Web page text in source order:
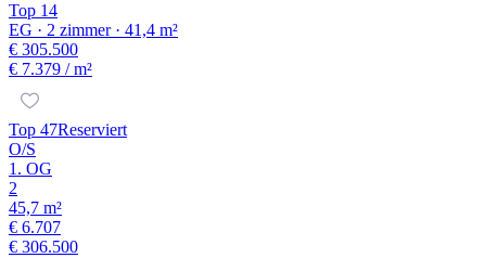
Top 14
EG · 2 zimmer · 41,4 m²
€ 305.500
€ 7.379 / m²
Top 47Reserviert
O/S
1. OG
2
45,7 m²
€ 6.707
€ 306.500